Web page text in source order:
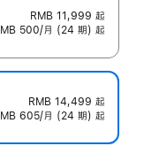
RMB 11,999 起
500/月 (24 期) 起
RMB 14,499 起
605/月 (24 期) 起